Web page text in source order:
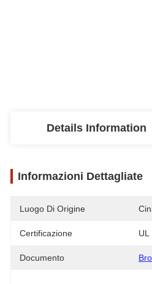
Details Information
Informazioni Dettagliate
Luogo Di Origine
Certificazione UL
Documento